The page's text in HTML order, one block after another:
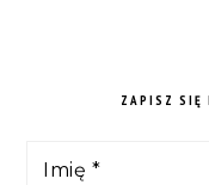
ZAPISZ SIĘ